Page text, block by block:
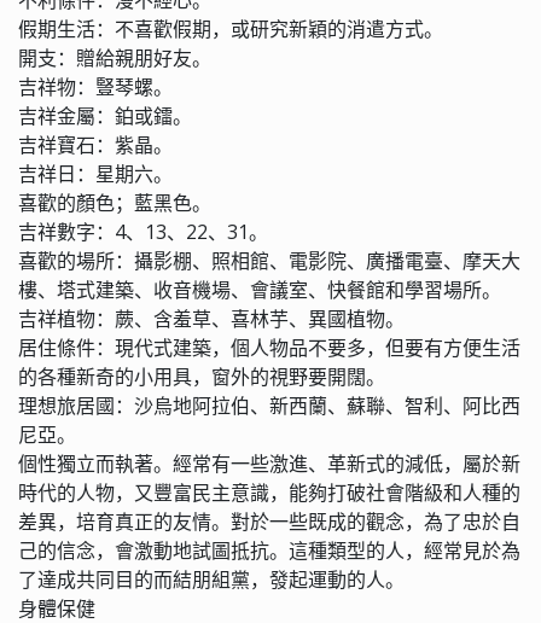
假期生活：不喜歡假期，或研究新穎的消遣方式。
開支：贈給親朋好友。
吉祥物：豎琴螺。
吉祥金屬：鉑或鐳。
吉祥寶石：紫晶。
吉祥日：星期六。
喜歡的顏色；藍黑色。
吉祥數字：4、13、22、31。
喜歡的場所：攝影棚、照相館、電影院、廣播電臺、摩天大
樓、塔式建築、收音機場、會議室、快餐館和學習場所。
吉祥植物：蕨、含羞草、喜林芋、異國植物。
居住條件：現代式建築，個人物品不要多，但要有方便生活
的各種新奇的小用具，窗外的視野要開闊。
理想旅居國：沙烏地阿拉伯、新西蘭、蘇聯、智利、阿比西
尼亞。
個性獨立而執著。經常有一些激進、革新式的減低，屬於新
時代的人物，又豐富民主意識，能夠打破社會階級和人種的
差異，培育真正的友情。對於一些既成的觀念，為了忠於自
己的信念，會激動地試圖抵抗。這種類型的人，經常見於為
了達成共同目的而結朋組黨，發起運動的人。
身體保健